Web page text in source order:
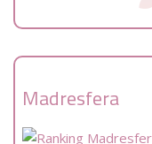
Madresfera